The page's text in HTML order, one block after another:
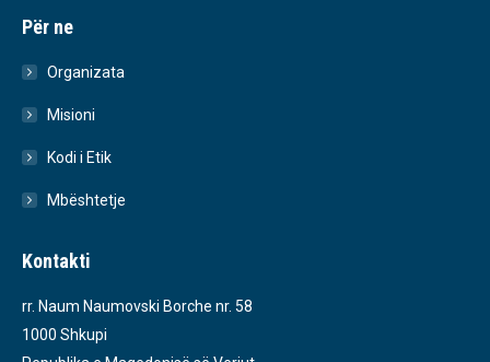
Për ne
Organizata
Misioni
Kodi i Etik
Mbështetje
Kontakti
rr. Naum Naumovski Borche nr. 58
1000 Shkupi